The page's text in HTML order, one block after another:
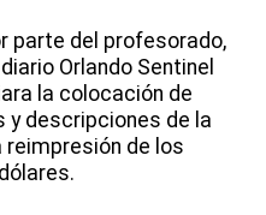
parte del profesorado,
Orlando Sentinel
la colocación de
descripciones de la
reimpresión de los